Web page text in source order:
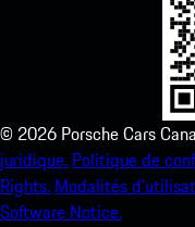
© 2026 Porsche Cars
juridique. Politique de
Rights. Modalités
Software Notice.